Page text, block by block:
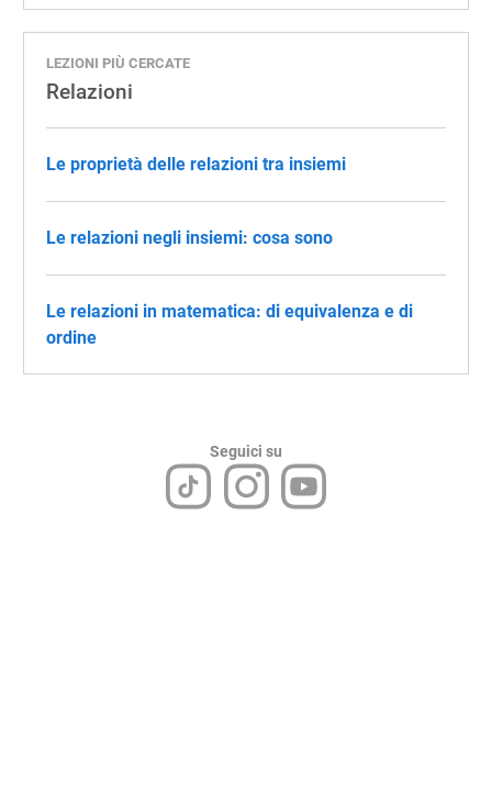
LEZIONI PIÙ CERCATE
Relazioni
Le proprietà delle relazioni tra insiemi
Le relazioni negli insiemi: cosa sono
Le relazioni in matematica: di equivalenza e di
ordine
Seguici su